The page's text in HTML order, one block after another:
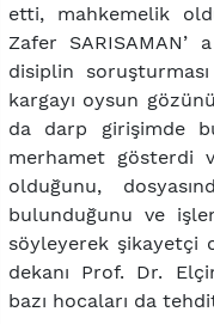
etti, mahkemelik
Zafer SARISAMAN’
disiplin
kargayı oysun
da darp girişimde
merhamet gösterdi
olduğunu,
bulunduğunu ve
söyleyerek şikayetçi
dekanı Prof. Dr.
bazı hocaları da